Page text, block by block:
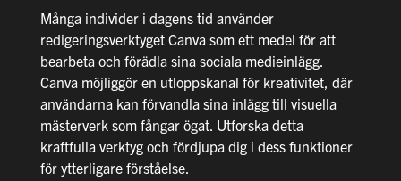
Många individer i dagens tid använder
redigeringsverktyget Canva som ett medel för att
bearbeta och förädla sina sociala medieinlägg.
Canva möjliggör en utloppskanal för kreativitet, där
användarna kan förvandla sina inlägg till visuella
mästerverk som fångar ögat. Utforska detta
kraftfulla verktyg och fördjupa dig i dess funktioner
för ytterligare förståelse.